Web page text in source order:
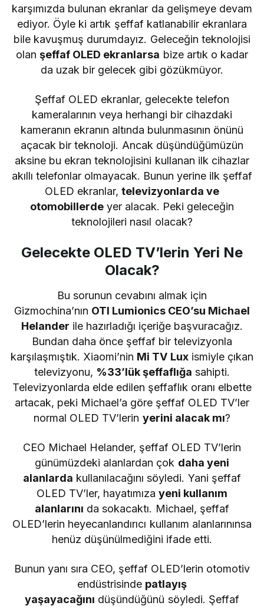
karşımızda bulunan ekranlar da gelişmeye devam
ediyor. Öyle ki artık şeffaf katlanabilir ekranlara
bile kavuşmuş durumdayız. Geleceğin teknolojisi
olanşeffaf OLED ekranlarsa bize artık o kadar
da uzak bir gelecek gibi gözükmüyor.
Şeffaf OLED ekranlar, gelecekte telefon
kameralarının veya herhangi bir cihazdaki
kameranın ekranın altında bulunmasının önünü
açacak bir teknoloji. Ancak düşündüğümüzün
aksine bu ekran teknolojisini kullanan ilk cihazlar
akıllı telefonlar olmayacak. Bunun yerine ilk şeffaf
OLED ekranlar, televizyonlarda ve
otomobillerdeyer alacak. Peki geleceğin
teknolojileri nasıl olacak?
Gelecekte OLED TV’lerin Yeri Ne
Olacak?
Bu sorunun cevabını almak için
Gizmochina’nın OTI Lumionics CEO’su Michael
Helander ile hazırladığı içeriğe başvuracağız.
Bundan daha önce şeffaf bir televizyonla
karşılaşmıştık. Xiaomi’nin Mi TV Luxismiyle çıkan
televizyonu, %33’lük şeffaflığa sahipti.
Televizyonlarda elde edilen şeffaflık oranı elbette
artacak, peki Michael’a göre şeffaf OLED TV’ler
normal OLED TV’lerin yerini alacak mı?
CEO Michael Helander, şeffaf OLED TV’lerin
günümüzdeki alanlardan çok daha yeni
alanlarda kullanılacağını söyledi. Yani şeffaf
OLED TV’ler, hayatımızayeni kullanım
alanlarını da sokacaktı. Michael, şeffaf
OLED’lerin heyecanlandırıcı kullanım alanlarınınsa
henüz düşünülmediğini ifade etti.
Bunun yanı sıra CEO, şeffaf OLED’lerin otomotiv
endüstrisinde patlayış
yaşayacağını düşündüğünü söyledi. Şeffaf